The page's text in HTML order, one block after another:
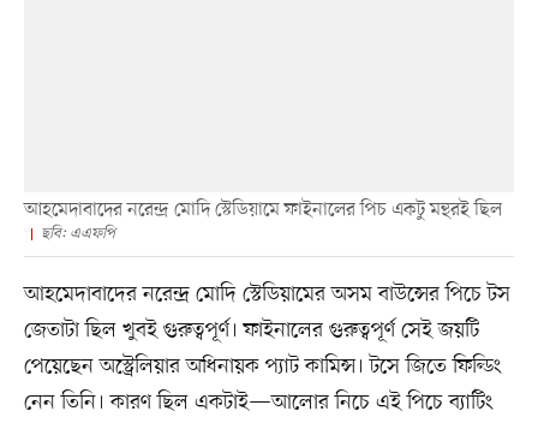
আহমেদাবাদের নরেন্দ্র মোদি স্টেডিয়ামে ফাইনালের পিচ একটু মন্থরই ছিল
ছবি: এএফপি
আহমেদাবাদের নরেন্দ্র মোদি স্টেডিয়ামের অসম বাউন্সের পিচে টস
জেতাটা ছিল খুবই গুরুত্বপূর্ণ। ফাইনালের গুরুত্বপূর্ণ সেই জয়টি
পেয়েছেন অস্ট্রেলিয়ার অধিনায়ক প্যাট কামিন্স। টসে জিতে ফিল্ডিং
নেন তিনি। কারণ ছিল একটাই—আলোর নিচে এই পিচে ব্যাটিং